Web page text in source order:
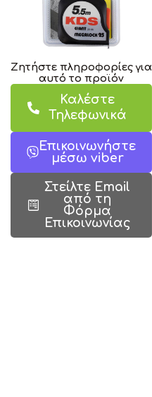
Ζητήστε πληροφορίες για
αυτό το προϊόν
Καλέστε
Τηλεφωνικά
Επικοινωνήστε
μέσω viber
Στείλτε Email
από τη
Φόρμα
Επικοινωνίας